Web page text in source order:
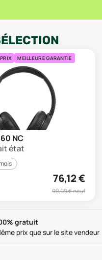
MEILLEURE GARANTIE
NC
état
76,12€
99,99€ neuf
gratuit
prix que sur le site vendeur